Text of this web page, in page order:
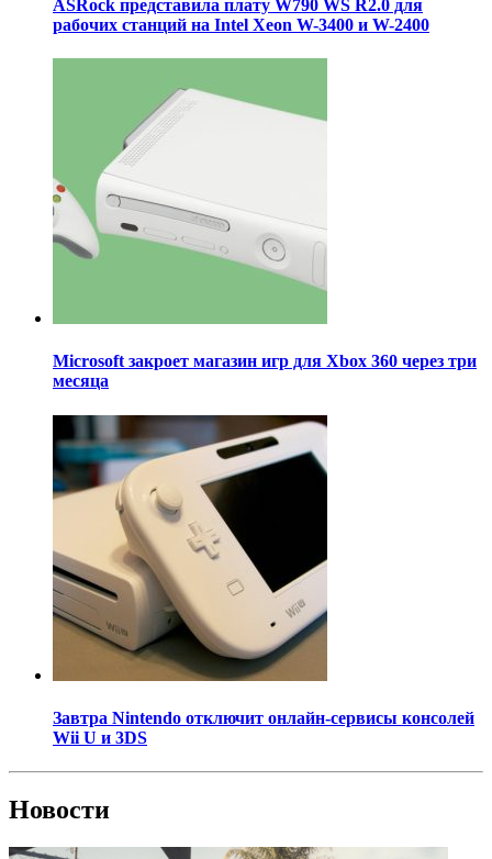
ASRock представила плату W790 WS R2.0 для
рабочих станций на Intel Xeon W-3400 и W-2400
Microsoft закроет магазин игр для Xbox 360 через три
месяца
Завтра Nintendo отключит онлайн-сервисы консолей
Wii U и 3DS
Новости